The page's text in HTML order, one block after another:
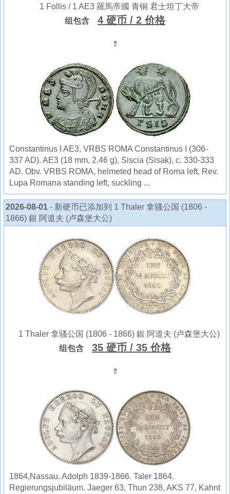
1 Follis / 1 AE3 羅馬帝國 青铜 君士坦丁大帝
组包含
4 硬币 / 2 价格
⇑
Constantinus I AE3, VRBS ROMA Constantinus I (306-
337 AD). AE3 (18 mm, 2.46 g), Siscia (Sisak), c. 330-333
AD. Obv. VRBS ROMA, helmeted head of Roma left. Rev.
Lupa Romana standing left, suckling ...
2026-08-01 - 新硬币已添加到 1 Thaler 拿骚公国 (1806 -
1866) 銀 阿道夫 (卢森堡大公)
1 Thaler 拿骚公国 (1806 - 1866) 銀 阿道夫 (卢森堡大公)
组包含
35 硬币 / 35 价格
⇑
1864,Nassau. Adolph 1839-1866. Taler 1864.
Regierungsjubiläum. Jaeger 63, Thun 238, AKS 77, Kahnt